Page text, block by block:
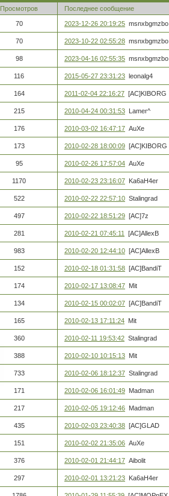
Просмотров Последнее сообщение
70 2023-12-26 20:19:25 msnxbgmzbo
70 2023-10-22 02:55:28 msnxbgmzbo
98 2023-04-16 02:55:35 msnxbgmzbo
116 2015-05-27 23:31:23 leonalg4
164 2011-02-04 22:16:27 [AC]KIBORG
215 2010-04-24 00:31:53 Lamer^
176 2010-03-02 16:47:17 AuXe
173 2010-02-28 18:00:09 [AC]KIBORG
95 2010-02-26 17:57:04 AuXe
1170 2010-02-23 23:16:07 Ka6aH4er
522 2010-02-22 22:57:10 Stalingrad
497 2010-02-22 18:51:29 [AC]7z
281 2010-02-21 07:45:11 [AC]AllexB
983 2010-02-20 12:44:10 [AC]AllexB
152 2010-02-18 01:31:58 [AC]BandiT
174 2010-02-17 13:08:47 Mit
134 2010-02-15 00:02:07 [AC]BandiT
165 2010-02-13 17:11:24 Mit
360 2010-02-11 19:53:42 Stalingrad
388 2010-02-10 10:15:13 Mit
733 2010-02-06 18:12:37 Stalingrad
171 2010-02-06 16:01:49 Madman
217 2010-02-05 19:12:46 Madman
435 2010-02-03 23:40:38 [AC]GLAD
151 2010-02-02 21:35:06 AuXe
376 2010-02-01 21:44:17 Aibolit
297 2010-02-01 13:21:23 Ka6aH4er